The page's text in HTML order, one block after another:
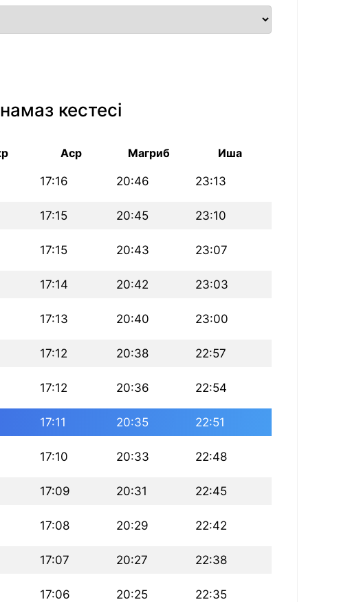
кестесі
Аср Магриб Иша
17:16 20:46 23:13
17:15 20:45 23:10
17:15 20:43 23:07
17:14 20:42 23:03
17:13 20:40 23:00
17:12 20:38 22:57
17:12 20:36 22:54
17:11 20:35 22:51
17:10 20:33 22:48
17:09 20:31 22:45
17:08 20:29 22:42
17:07 20:27 22:38
17:06 20:25 22:35